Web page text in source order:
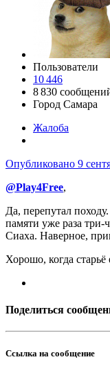
Пользователи
10 446
8 830
Город Самара
Жалоба
Опубликовано 9
@Play4Free,
Да, перепутал
памяти уже раза три-
Сиаха. Наверное,
Хорошо, когда
Поделиться
Ссылка на сообщение